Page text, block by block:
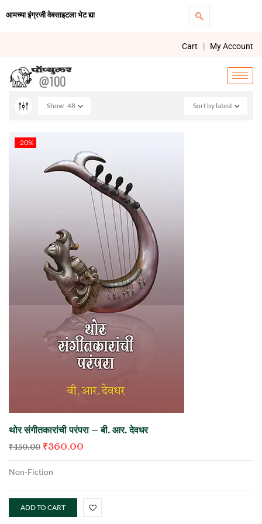
आमच्या इंग्रजी वेबसाइटला भेट द्या
Cart | My Account
Sort by latest
Show 48
-20%
थोर संगीतकारांची परंपरा – बी. आर. देवधर
₹450.00 ₹360.00
Non-Fiction
ADD TO CART